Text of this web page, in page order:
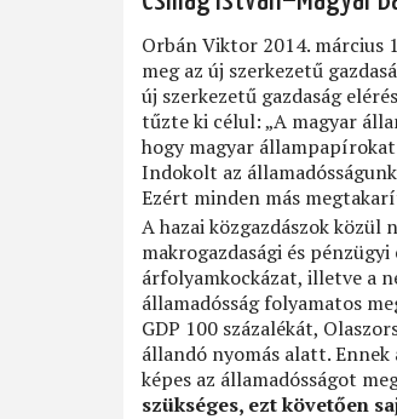
Orbán Viktor 2014. március
meg az új szerkezetű
új szerkezetű gazdaság
tűzte ki célul: „A magyar
hogy magyar
Indokolt az
Ezért minden más
A hazai közgazdászok közül
makrogazdasági és
árfolyamkockázat, illetve a
államadósság folyamatos
GDP 100 százalékát,
állandó nyomás alatt.
képes az államadósságot
szükséges, ezt követően